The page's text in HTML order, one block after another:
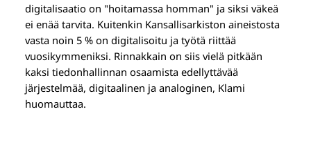
digitalisaatio on "hoitamassa homman" ja siksi väkeä
ei enää tarvita. Kuitenkin Kansallisarkiston aineistosta
vasta noin 5 % on digitalisoitu ja työtä riittää
vuosikymmeniksi. Rinnakkain on siis vielä pitkään
kaksi tiedonhallinnan osaamista edellyttävää
järjestelmää, digitaalinen ja analoginen, Klami
huomauttaa.